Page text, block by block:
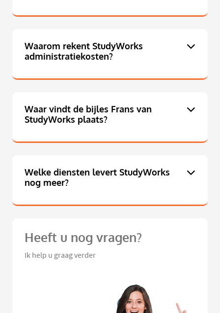
Waarom rekent StudyWorks
administratiekosten?
Waar vindt de bijles Frans van
StudyWorks plaats?
Welke diensten levert StudyWorks
nog meer?
Heeft u nog vragen?
Ik help u graag verder